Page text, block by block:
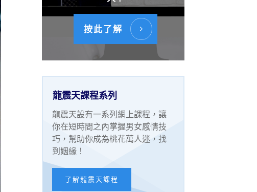
按此了解
龍震天課程系列
龍震天設有一系列網上課程，讓
你在短時間之內掌握男女感情技
巧，幫助你成為桃花萬人迷，找
到姻緣！
了解龍震天課程